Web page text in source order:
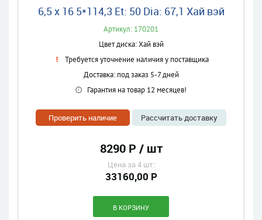
6,5 x 16 5*114,3 Et: 50 Dia: 67,1 Хай вэй
Артикул: 170201
Цвет диска: Хай вэй
Требуется уточнение наличия у поставщика
Доставка: под заказ 5-7 дней
Гарантия на товар 12 месяцев!
Проверить наличие Рассчитать доставку
8290 Р / шт
Цена за 4 шт:
33160,00 Р